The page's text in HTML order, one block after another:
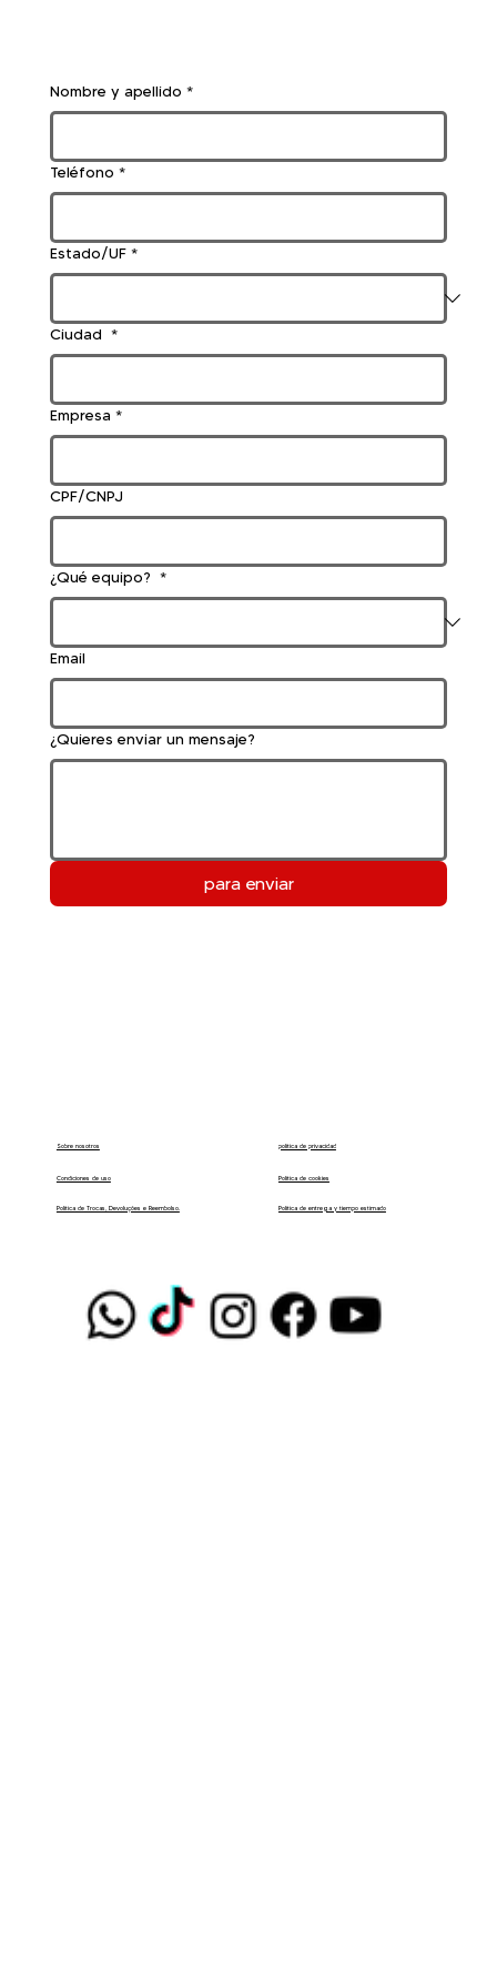
Nombre y apellido *
Teléfono *
Estado/UF *
Ciudad *
Empresa *
CPF/CNPJ
¿Qué equipo? *
Email
¿Quieres enviar un mensaje?
para enviar
Sobre nosotros
Condiciones de uso
Política de Trocas, Devoluções e Reembolso. Política de entrega y tiempo estimado
Política de cookies
política de privacidad